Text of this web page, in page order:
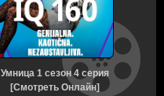
Умница 1 сезон 4 серия
[Смотреть Онлайн]